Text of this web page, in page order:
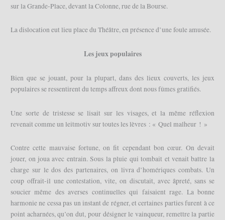
sur la Grande-Place, devant la Colonne, rue de la Bourse.
La dislocation eut lieu place du Théâtre, en présence d’une foule amusée.
Les jeux populaires
Bien que se jouant, pour la plupart, dans des lieux couverts, les jeux
populaires se ressentirent du temps affreux dont nous fûmes gratifiés.
Une sorte de tristesse se lisait sur les visages, et la même réflexion
revenait comme un leitmotiv sur toutes les lèvres : « Quel malheur ! »
Contre cette mauvaise fortune, on fit cependant bon cœur. On devait
jouer, on joua avec entrain. Sous la pluie qui tombait et venait battre la
charge sur le dos des partenaires, on livra d’homériques combats. Un
coup offrait-il une contestation, vite, on discutait, avec âpreté, sans se
soucier même des averses continuelles qui faisaient rage. La bonne
harmonie ne cessa pas un instant de régner, et certaines parties furent à ce
point acharnées, qu’on dut, pour désigner le vainqueur, remettre la partie